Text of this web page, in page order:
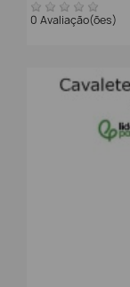
0 Avaliação(ões)